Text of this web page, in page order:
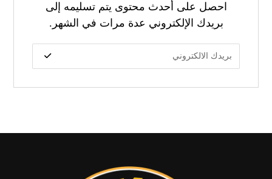
احصل على أحدث محتوى يتم تسليمه إلى
بريدك الإلكتروني عدة مرات في الشهر.